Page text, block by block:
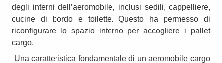
degli interni dell’aeromobile, inclusi sedili, cappelliere,
cucine di bordo e toilette. Questo ha permesso di
riconfigurare lo spazio interno per accogliere i pallet
cargo.
Una caratteristica fondamentale di un aeromobile cargo